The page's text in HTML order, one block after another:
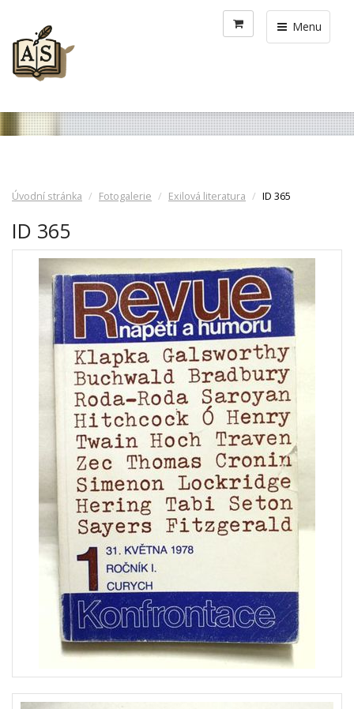
Menu
Úvodní stránka Fotogalerie Exilová literatura ID 365
ID 365